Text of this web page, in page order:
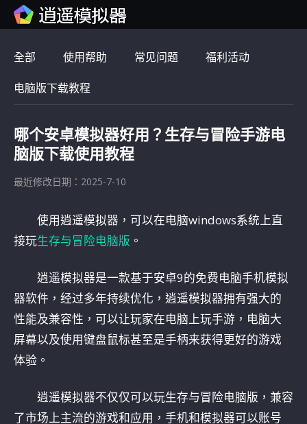
全部 使用帮助 常见问题 福利活动
电脑版下载教程
哪个安卓模拟器好用？生存与冒险手游电
脑版下载使用教程
最近修改日期：2025-7-10
使用逍遥模拟器，可以在电脑windows系统上直
接玩生存与冒险电脑版 。
逍遥模拟器是一款基于安卓9的免费电脑手机模拟
器软件，经过多年持续优化，逍遥模拟器拥有强大的
性能及兼容性，可以让玩家在电脑上玩手游，电脑大
屏幕以及使用键盘鼠标甚至是手柄来获得更好的游戏
体验。
逍遥模拟器不仅仅可以玩生存与冒险电脑版，兼容
了市场上主流的游戏和应用，手机和模拟器可以账号